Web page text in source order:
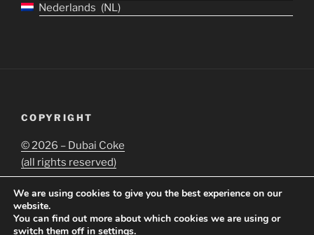
Nederlands
NL
COPYRIGHT
©2026 – Dubai Coke
(all rights reserved)
We are using cookies to give you the best experience on our
website.
You can find out more about which cookies we are using or
switch them off in settings.